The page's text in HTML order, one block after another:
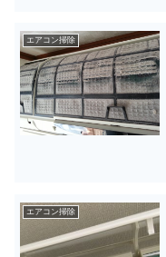
エアコン掃除
エアコン掃除